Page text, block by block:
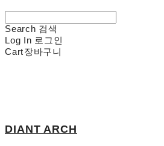
Search 검색
Log In 로그인
Cart장바구니
DIANT ARCH